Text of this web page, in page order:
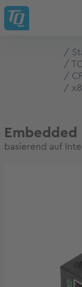
Embedded
basierend auf